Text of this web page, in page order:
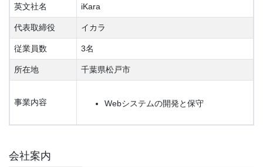
英文社名 iKara
代表取締役 イカラ
従業員数 3名
所在地 千葉県松戸市
事業内容 Webシステムの開発と保守
会社案内